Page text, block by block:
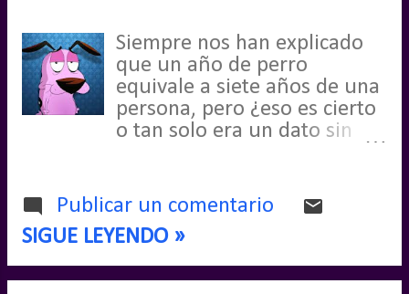
Siempre nos han explicado
que un año de perro
equivale a siete años de una
persona, pero ¿eso es cierto
o tan solo era un dato sin
Publicar un comentario
SIGUE LEYENDO »